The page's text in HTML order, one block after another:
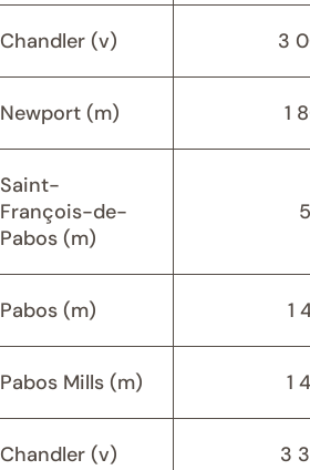
Chandler (v) 3
Newport (m) 1
Saint-
François-de-
Pabos (m)
Pabos (m) 1
Pabos Mills (m) 1
Chandler (v) 3